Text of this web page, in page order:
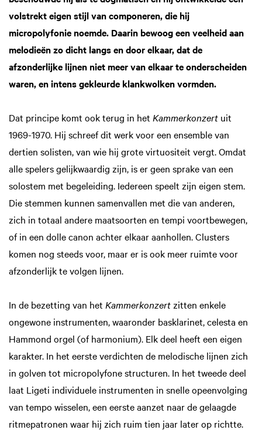
volstrekt eigen stijl van componeren, die hij
micropolyfonie noemde. Daarin bewoog een veelheid aan
melodieën zo dicht langs en door elkaar, dat de
afzonderlijke lijnen niet meer van elkaar te onderscheiden
waren, en intens gekleurde klankwolken vormden.
Dat principe komt ook terug in het Kammerkonzert uit
1969-1970. Hij schreef dit werk voor een ensemble van
dertien solisten, van wie hij grote virtuositeit vergt. Omdat
alle spelers gelijkwaardig zijn, is er geen sprake van een
solostem met begeleiding. Iedereen speelt zijn eigen stem.
Die stemmen kunnen samenvallen met die van anderen,
zich in totaal andere maatsoorten en tempi voortbewegen,
of in een dolle canon achter elkaar aanhollen. Clusters
komen nog steeds voor, maar er is ook meer ruimte voor
afzonderlijk te volgen lijnen.
In de bezetting van het Kammerkonzertzitten enkele
ongewone instrumenten, waaronder basklarinet, celesta en
Hammond orgel (of harmonium). Elk deel heeft een eigen
karakter. In het eerste verdichten de melodische lijnen zich
in golven tot micropolyfone structuren. In het tweede deel
laat Ligeti individuele instrumenten in snelle opeenvolging
van tempo wisselen, een eerste aanzet naar de gelaagde
ritmepatronen waar hij zich ruim tien jaar later op richtte.